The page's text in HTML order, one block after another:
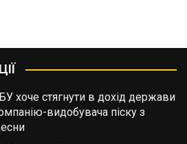
хоче стягнути в дохід держави
видобувача піску з